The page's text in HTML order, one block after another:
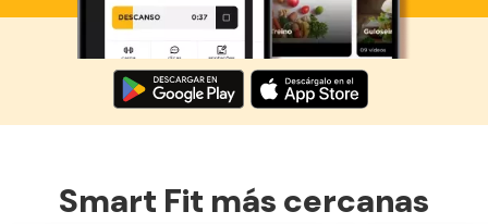
Descarga ahora lo Smart Fit App
Smart Fit más cercanas